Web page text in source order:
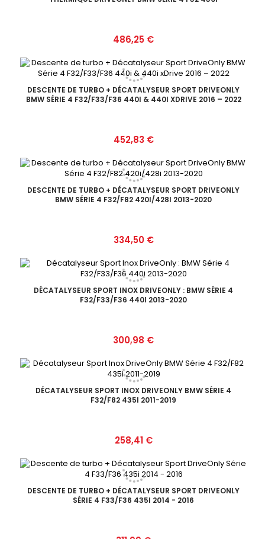
Prix
486,25 €
DESCENTE DE TURBO + DÉCATALYSEUR SPORT DRIVEONLY
BMW SÉRIE 4 F32/F33/F36 440I & 440I XDRIVE 2016 – 2022
Prix
452,83 €
DESCENTE DE TURBO + DÉCATALYSEUR SPORT DRIVEONLY
BMW SÉRIE 4 F32/F82 420I/428I 2013-2020
Prix
334,50 €
DÉCATALYSEUR SPORT INOX DRIVEONLY : BMW SÉRIE 4
F32/F33/F36 440I 2013-2020
Prix
300,98 €
DÉCATALYSEUR SPORT INOX DRIVEONLY BMW SÉRIE 4
F32/F82 435I 2011-2019
Prix
258,41 €
DESCENTE DE TURBO + DÉCATALYSEUR SPORT DRIVEONLY
SÉRIE 4 F33/F36 435I 2014 - 2016